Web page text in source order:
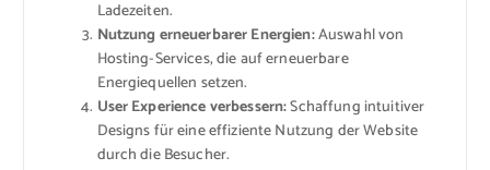
Ladezeiten.
Nutzung erneuerbarer Energien:Auswahl von
Hosting-Services, die auf erneuerbare
Energiequellen setzen.
User Experience verbessern:Schaffung intuitiver
Designs für eine effiziente Nutzung der Website
durch die Besucher.